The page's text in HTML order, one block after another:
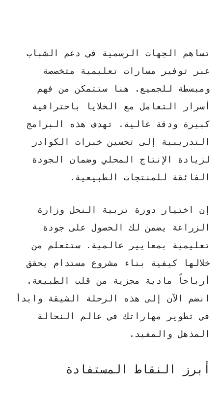
تساهم الجهات الرسمية في دعم الشباب
عبر توفير مسارات تعليمية متخصصة
ومبسطة للجميع. هنا ستتمكن من فهم
أسرار التعامل مع الخلايا باحترافية
كبيرة ودقة عالية. تهدف هذه البرامج
التدريبية إلى تحسين خبرات الكوادر
لزيادة الإنتاج المحلي وضمان الجودة
الفائقة للمنتجات الطبيعية.
إن اختيار دورة تربية النحل وزارة
الزراعة يضمن لك الحصول على جودة
تعليمية بمعايير عالمية. ستتعلم من
خلالها كيفية بناء مشروع مستدام يحقق
أرباحاً مادية مجزية من قلب الطبيعة.
انضم الآن إلى هذه الرحلة الشيقة وابدأ
في تطوير مهاراتك في عالم النحالة
المذهل والمفيد.
أبرز النقاط المستفادة